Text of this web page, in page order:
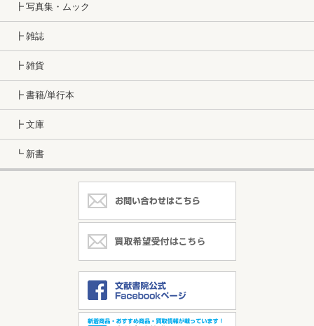
┣ 写真集・ムック
┣ 雑誌
┣ 雑貨
┣ 書籍/単行本
┣ 文庫
┗ 新書